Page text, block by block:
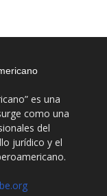
es una
como una
del
jurídico y el